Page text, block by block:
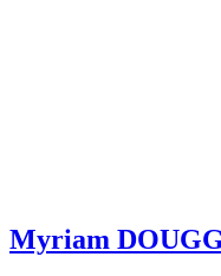
Myriam